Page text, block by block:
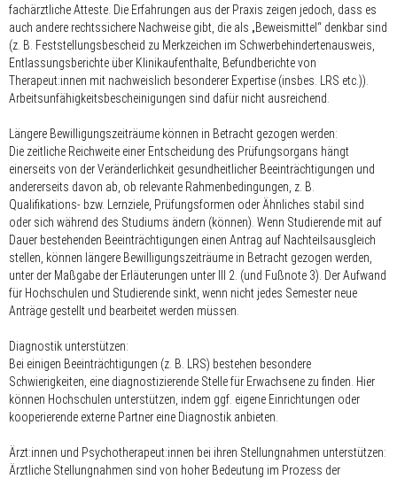
fachärztliche Atteste. Die Erfahrungen aus der Praxis zeigen jedoch, dass es
auch andere rechtssichere Nachweise gibt, die als „Beweismittel“ denkbar sind
(z. B. Feststellungsbescheid zu Merkzeichen im Schwerbehindertenausweis,
Entlassungsberichte über Klinikaufenthalte, Befundberichte von
Therapeut:innen mit nachweislich besonderer Expertise (insbes. LRS etc.)).
Arbeitsunfähigkeitsbescheinigungen sind dafür nicht ausreichend.
Längere Bewilligungszeiträume können in Betracht gezogen werden:
Die zeitliche Reichweite einer Entscheidung des Prüfungsorgans hängt
einerseits von der Veränderlichkeit gesundheitlicher Beeinträchtigungen und
andererseits davon ab, ob relevante Rahmenbedingungen, z. B.
Qualifikations- bzw. Lernziele, Prüfungsformen oder Ähnliches stabil sind
oder sich während des Studiums ändern (können). Wenn Studierende mit auf
Dauer bestehenden Beeinträchtigungen einen Antrag auf Nachteilsausgleich
stellen, können längere Bewilligungszeiträume in Betracht gezogen werden,
unter der Maßgabe der Erläuterungen unter III 2. (und Fußnote 3). Der Aufwand
für Hochschulen und Studierende sinkt, wenn nicht jedes Semester neue
Anträge gestellt und bearbeitet werden müssen.
Diagnostik unterstützen:
Bei einigen Beeinträchtigungen (z. B. LRS) bestehen besondere
Schwierigkeiten, eine diagnostizierende Stelle für Erwachsene zu finden. Hier
können Hochschulen unterstützen, indem ggf. eigene Einrichtungen oder
kooperierende externe Partner eine Diagnostik anbieten.
Ärzt:innen und Psychotherapeut:innen bei ihren Stellungnahmen unterstützen:
Ärztliche Stellungnahmen sind von hoher Bedeutung im Prozess der